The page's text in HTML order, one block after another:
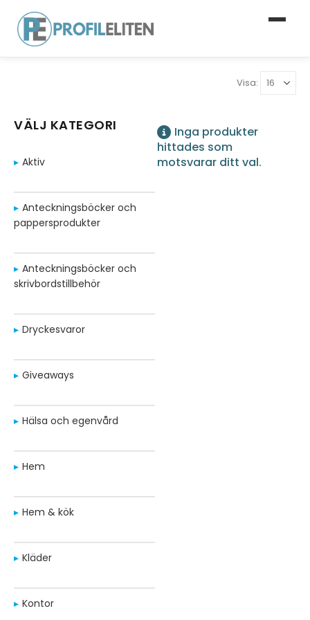
Visa:
VÄLJ KATEGORI
Aktiv
Anteckningsböcker och
pappersprodukter
Anteckningsböcker och
skrivbordstillbehör
Dryckesvaror
Giveaways
Hälsa och egenvård
Hem
Hem & kök
Kläder
Kontor
Inga produkter
hittades som
motsvarar ditt val.